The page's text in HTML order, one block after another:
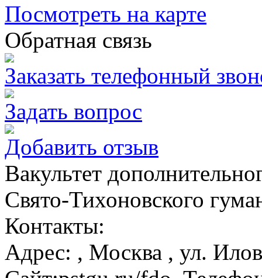
Посмотреть на карте
Обратная связь
Заказать телефонный
Задать вопрос
Добавить отзыв
Вакультет
Свято-Тихоновского
Контакты:
Адрес: , Москва , ул.